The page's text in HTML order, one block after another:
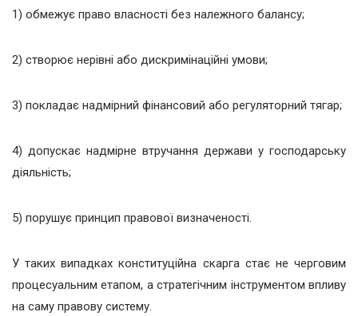
1) обмежує право власності без належного балансу;
2) створює нерівні або дискримінаційні умови;
3) покладає надмірний фінансовий або регуляторний тягар;
4) допускає надмірне втручання держави у господарську
діяльність;
5) порушує принцип правової визначеності.
У таких випадках конституційна скарга стає не черговим
процесуальним етапом, а стратегічним інструментом впливу
на саму правову систему.